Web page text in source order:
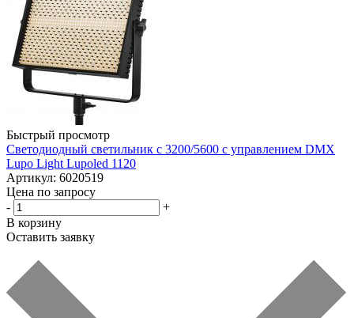
Быстрый просмотр
Светодиодный светильник с 3200/5600 с управлением DMX
Lupo Light Lupoled 1120
Артикул: 6020519
Цена по запросу
-
+
В корзину
Оставить заявку